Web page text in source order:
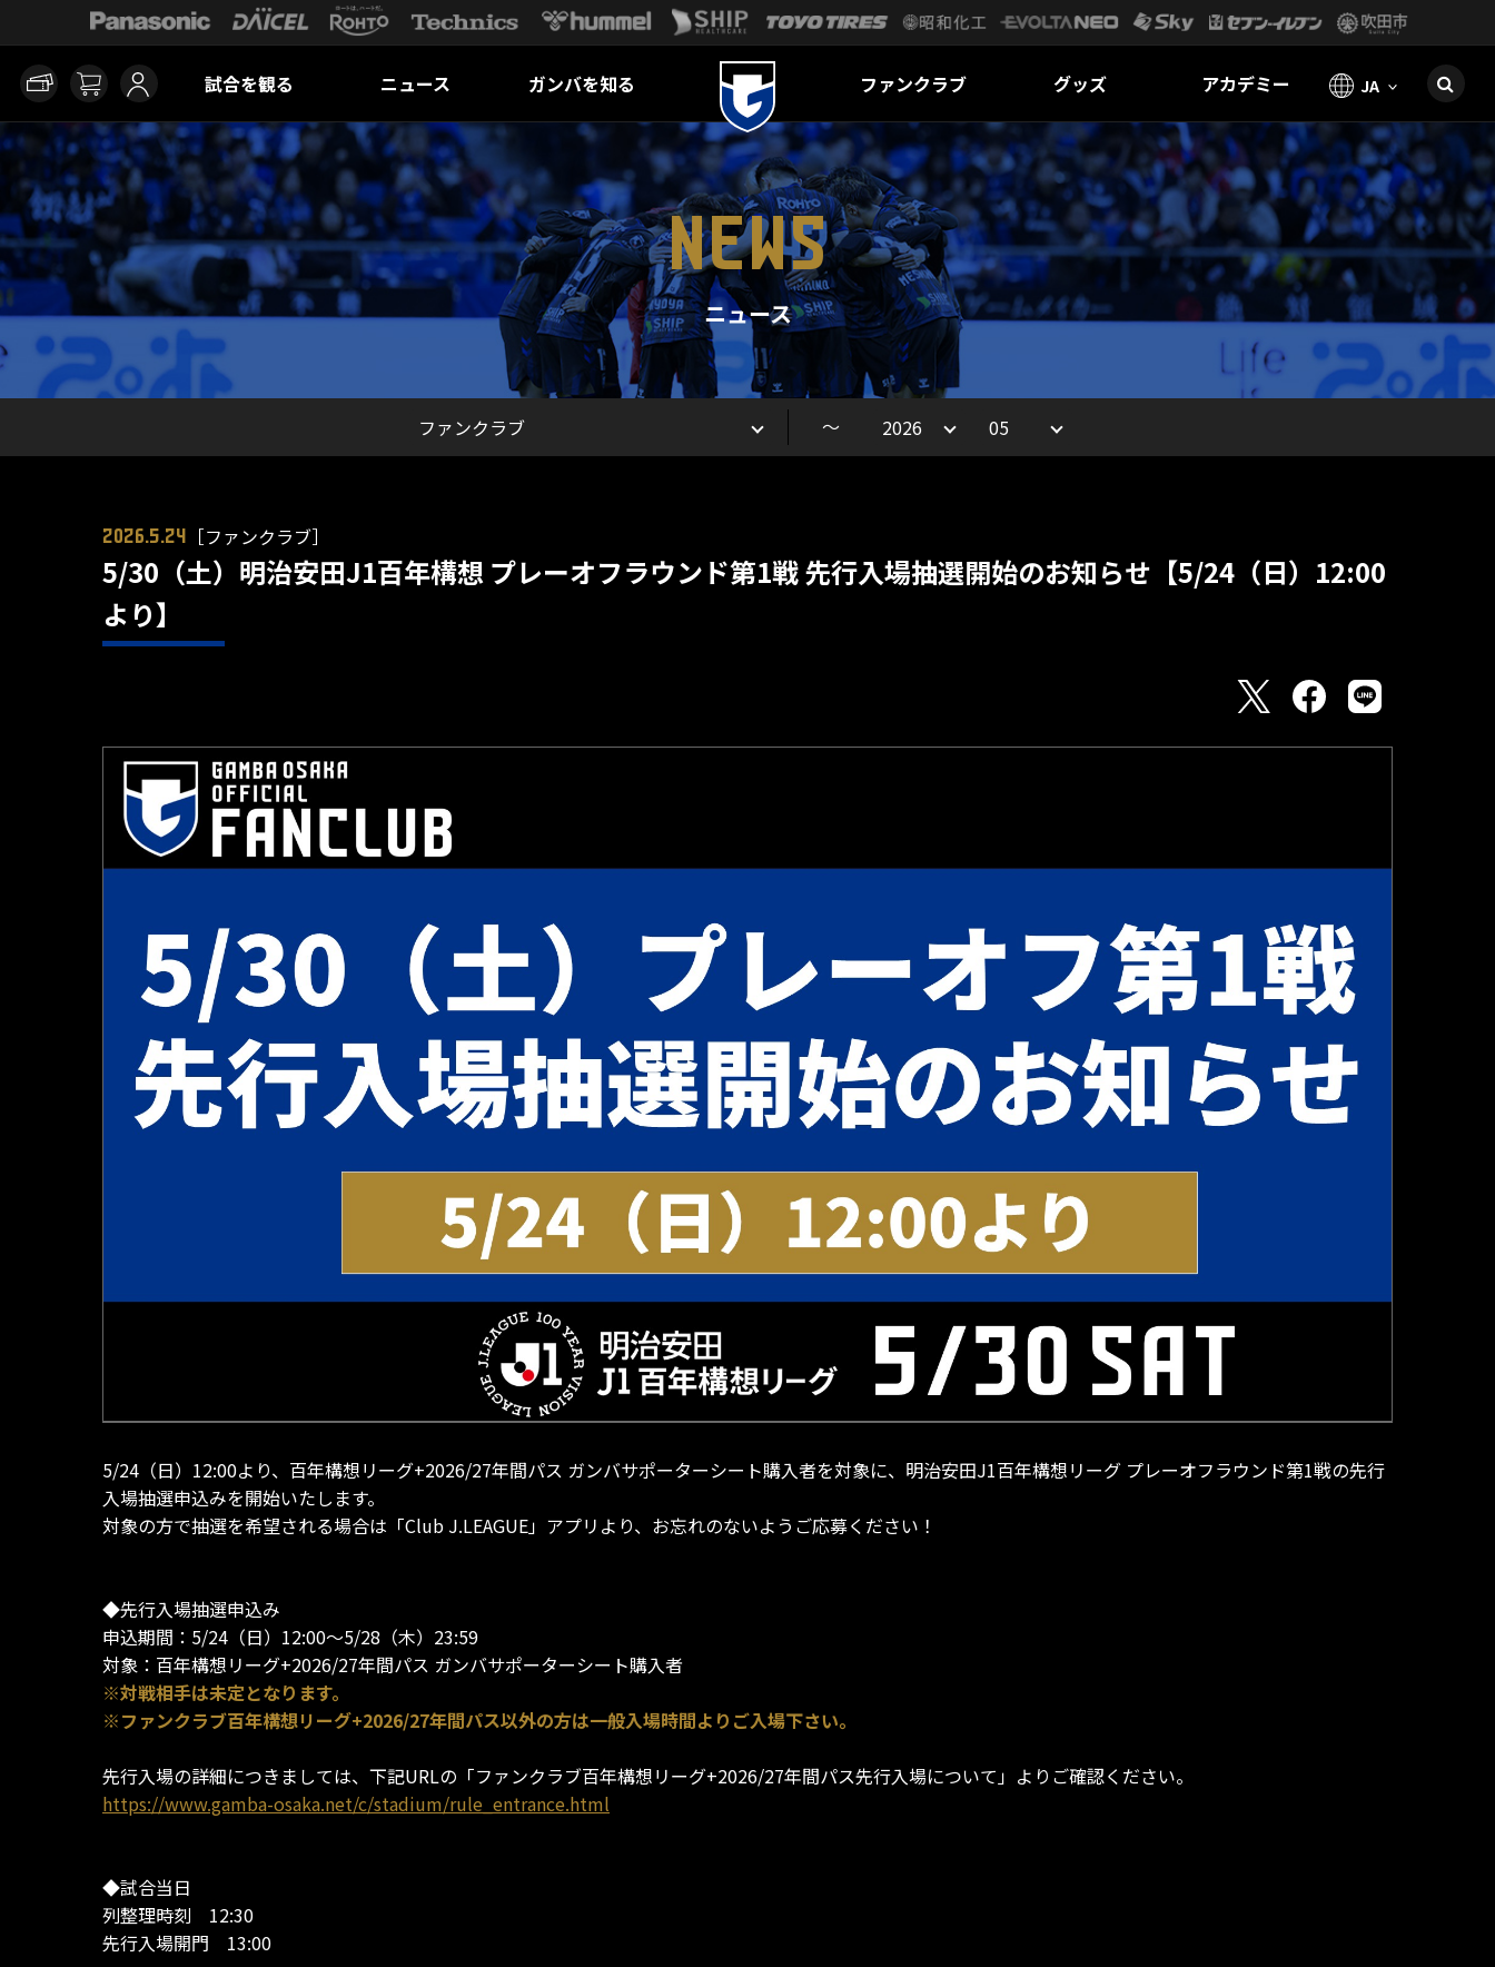
試合を観る ニュース ガンバを知る ファンクラブ グッズ アカデミー JA
NEWS
ニュース
～
2026.5.24 ［ファンクラブ］
5/30（土）明治安田J1百年構想 プレーオフラウンド第1戦 先行入場抽選開始のお知らせ【5/24（日）12:00
より】
5/24（日）12:00より、百年構想リーグ+2026/27年間パス ガンバサポーターシート購入者を対象に、明治安田J1百年構想リーグ プレーオフラウンド第1戦の先行
入場抽選申込みを開始いたします。
対象の方で抽選を希望される場合は「Club J.LEAGUE」アプリより、お忘れのないようご応募ください！
◆先行入場抽選申込み
申込期間：5/24（日）12:00～5/28（木）23:59
対象：百年構想リーグ+2026/27年間パス ガンバサポーターシート購入者
※対戦相手は未定となります。
※ファンクラブ百年構想リーグ+2026/27年間パス以外の方は一般入場時間よりご入場下さい。
先行入場の詳細につきましては、下記URLの「ファンクラブ百年構想リーグ+2026/27年間パス先行入場について」よりご確認ください。
https://www.gamba-osaka.net/c/stadium/rule_entrance.html
◆試合当日
列整理時刻 12:30
先行入場開門 13:00